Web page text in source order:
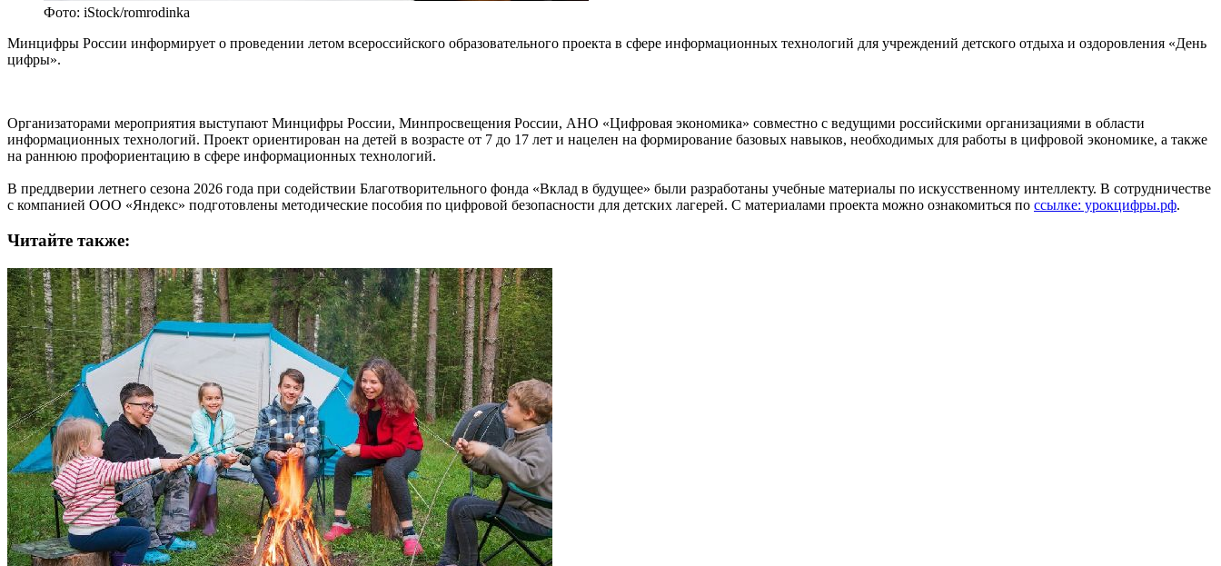
Фото: iStock/romrodinka
Минцифры России информирует о проведении летом всероссийского образовательного проекта в сфере информационных технологий для учреждений детского отдыха и оздоровления «День
цифры».
Организаторами мероприятия выступают Минцифры России, Минпросвещения России, АНО «Цифровая экономика» совместно с ведущими российскими организациями в области
информационных технологий. Проект ориентирован на детей в возрасте от 7 до 17 лет и нацелен на формирование базовых навыков, необходимых для работы в цифровой экономике, а также
на раннюю профориентацию в сфере информационных технологий.
В преддверии летнего сезона 2026 года при содействии Благотворительного фонда «Вклад в будущее» были разработаны учебные материалы по искусственному интеллекту. В сотрудничестве
с компанией ООО «Яндекс» подготовлены методические пособия по цифровой безопасности для детских лагерей. С материалами проекта можно ознакомиться по ссылке: урокцифры.рф.
Читайте также: